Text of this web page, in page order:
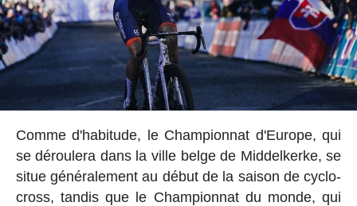
Comme d'habitude, le Championnat d'Europe, qui
se déroulera dans la ville belge de Middelkerke, se
situe généralement au début de la saison de cyclo-
cross, tandis que le Championnat du monde, qui